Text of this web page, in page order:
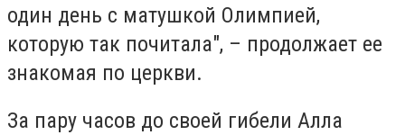
один день с матушкой Олимпией,
которую так почитала", – продолжает ее
знакомая по церкви.
За пару часов до своей гибели Алла